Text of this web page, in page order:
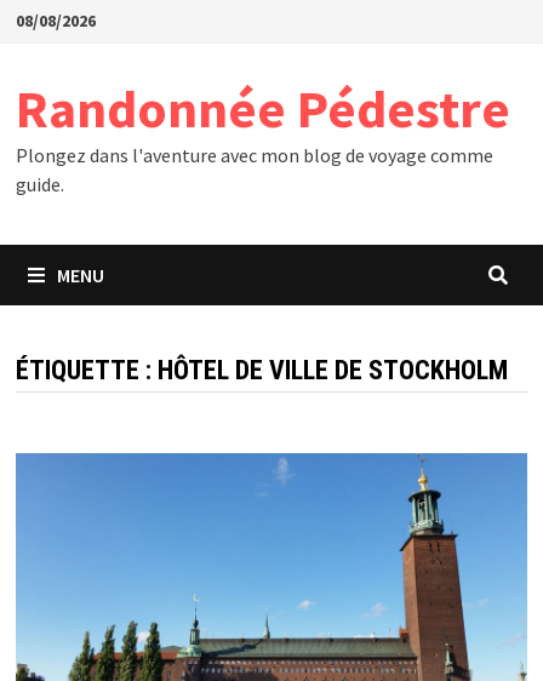
Passer
08/08/2026
Randonnée Pédestre
Plongez dans l'aventure avec mon blog de voyage comme
guide.
MENU
ÉTIQUETTE : HÔTEL DE VILLE DE STOCKHOLM